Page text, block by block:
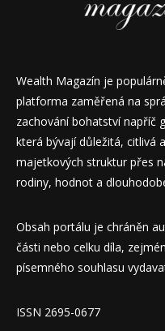
Wealth Magazín je
platforma zaměřená na
zachování bohatství napříč
která bývají důležitá, citlivá
majetkových struktur přes
rodiny, hodnot a
Obsah portálu je chráněn
části nebo celku díla,
písemného souhlasu
ISSN 2695-0677